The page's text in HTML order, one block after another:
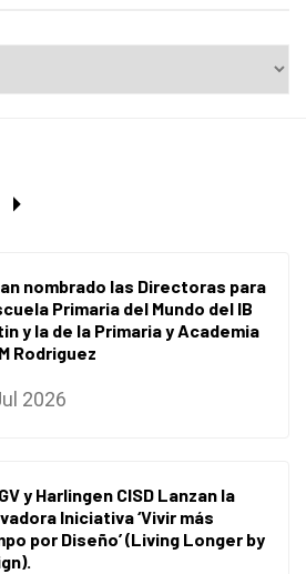
nombrado las Directoras para
Primaria del Mundo del IB
y la de la Primaria y Academia
Rodriguez
2026
y Harlingen CISD Lanzan la
Iniciativa ‘Vivir más
por Diseño’ (Living Longer by